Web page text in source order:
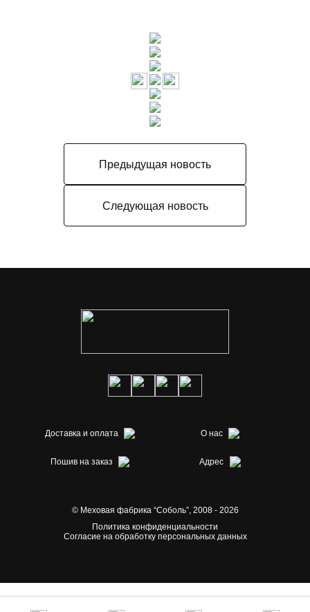
Предыдущая новость
Следующая новость
© Меховая фабрика “Соболь”,2008 - 2026
Доставка и оплата О нас
Пошив на заказ Адрес
Политика конфиденциальности
Согласие на обработку персональных данных